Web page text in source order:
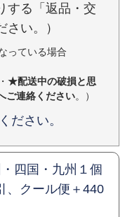
する「返品・交
い。）
っている場合
★配送中の破損と思
ご連絡ください。）
ださい。
四国・九州１個
、クール便＋440